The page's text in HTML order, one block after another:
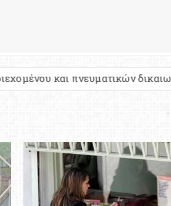
δικαιωμάτων